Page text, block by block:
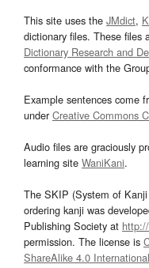
This site uses the JMdict,
dictionary files. These files
Dictionary Research and
conformance with the
Example sentences come
underCreative Commons
Audio files are graciously
learning site WaniKani.
The SKIP (System of
ordering kanji was
Publishing Society at
permission. The license is
ShareAlike 4.0 International